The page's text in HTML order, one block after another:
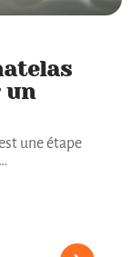
un
une étape
…